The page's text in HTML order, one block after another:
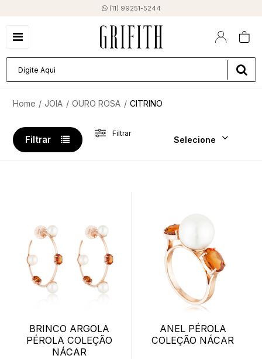
(11) 99251-5244
JOIA OURO ROSA CITRINO
Filtrar
Filtrar
Selecione
BRINCO ARGOLA
PÉROLA COLEÇÃO
NÁCAR
ANEL PÉROLA
COLEÇÃO NÁCAR